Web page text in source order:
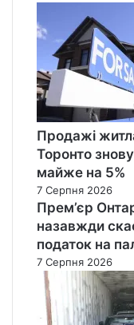
Продажі
Торонто
майже на 5%
7 Серпня 2026
Прем’єр
назавжди
податок на
7 Серпня 2026